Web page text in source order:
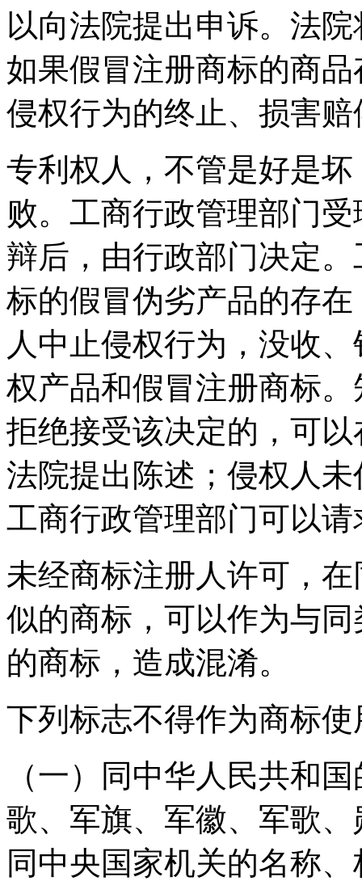
以向法院提出申诉。法
如果假冒注册商标的商
侵权行为的终止、损害
专利权人，不管是好是
败。工商行政管理部门
辩后，由行政部门决定
标的假冒伪劣产品的存
人中止侵权行为，没收
权产品和假冒注册商标
拒绝接受该决定的，可
法院提出陈述；侵权人
工商行政管理部门可以
未经商标注册人许可，
似的商标，可以作为与
的商标，造成混淆。
下列标志不得作为商标使
（一）同中华人民共和
歌、军旗、军徽、军歌
同中央国家机关的名称